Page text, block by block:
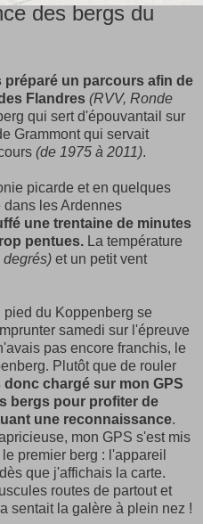
des bergs du
préparé un parcours afin de
Flandres (RVV, Ronde
qui sert d'épouvantail sur
Grammont qui servait
(de 1975 à 2011).
picarde et en quelques
dans les Ardennes
une trentaine de minutes
pentues. La température
et un petit vent
pied du Koppenberg se
samedi sur l'épreuve
pas encore franchis, le
Plutôt que de rouler
donc chargé sur mon GPS
bergs pour profiter de
une reconnaissance.
mon GPS s'est mis
premier berg : l'appareil
que j'affichais la carte.
routes de partout et
sentait la galère à plein nez !